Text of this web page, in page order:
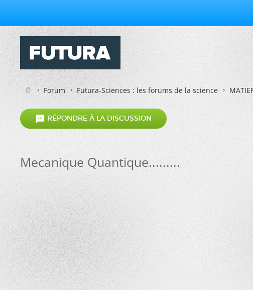
Forum Futura-Sciences : les forums de la science
 RÉPONDRE À LA DISCUSSION
Mecanique Quantique.........